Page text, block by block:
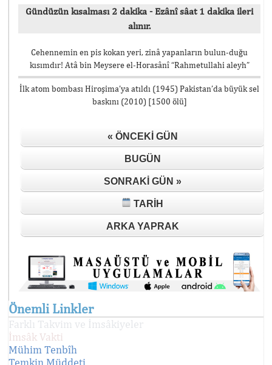
Gündüzün kısalması 2 dakika - Ezânî sâat 1 dakika ileri
alınır.
Cehennemin en pis kokan yeri, zinâ yapanların bulun-duğu
kısımdır! Atâ bin Meysere el-Horasânî “Rahmetullahi aleyh”
İlk atom bombası Hiroşima’ya atıldı (1945) Pakistan’da büyük sel
baskını (2010) [1500 ölü]
« ÖNCEKI GÜN
BUGÜN
SONRAKI GÜN »
TARIH
ARKA YAPRAK
Önemli Linkler
Farklı Takvim ve İmsâkiyeler
İmsâk Vakti
Mühim Tenbîh
Temkin Müddeti